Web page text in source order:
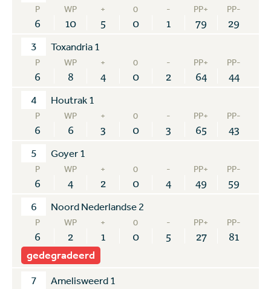
P WP + 0 - PP+ PP-
6 10 5 0 1 79 29
3 Toxandria 1
P WP + 0 - PP+ PP-
6 8 4 0 2 64 44
4 Houtrak 1
P WP + 0 - PP+ PP-
6 6 3 0 3 65 43
5 Goyer 1
P WP + 0 - PP+ PP-
6 4 2 0 4 49 59
6 Noord Nederlandse 2
P WP + 0 - PP+ PP-
6 2 1 0 5 27 81
gedegradeerd
7 Amelisweerd 1